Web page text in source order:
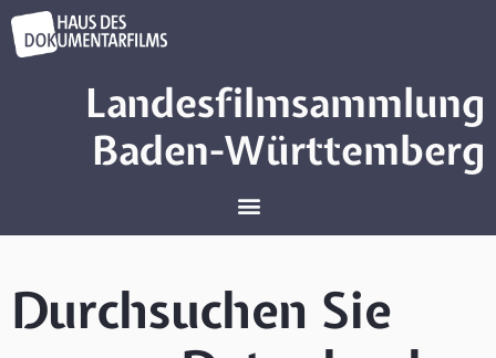
Landesfilmsammlung
Baden-Württemberg
Durchsuchen Sie